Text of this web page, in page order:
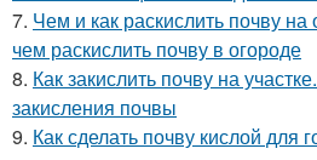
7. Чем и как раскислить почву на
чем раскислить почву в огороде
8. Как закислить почву на
закисления почвы
9. Как сделать почву кислой для